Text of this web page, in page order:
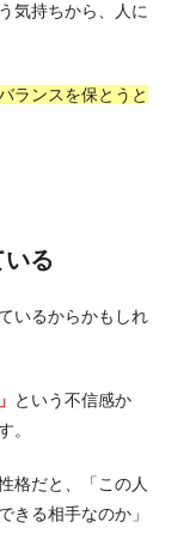
気持ちから、人に
ランスを保とうと
る
いるからかもしれ
という不信感か
。
格だと、「この人
きる相手なのか」